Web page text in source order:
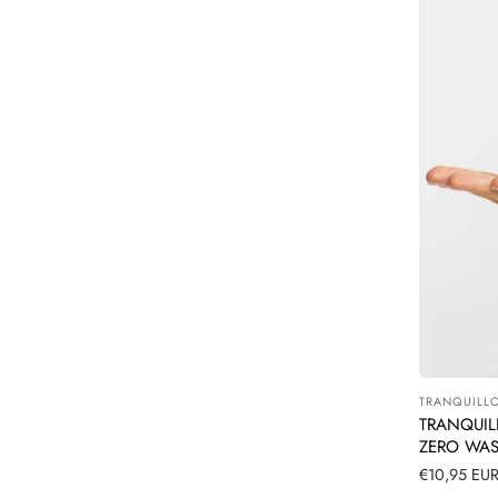
Leverancier:
TRANQUILLO
ZERO
Normale
€10,95 EUR